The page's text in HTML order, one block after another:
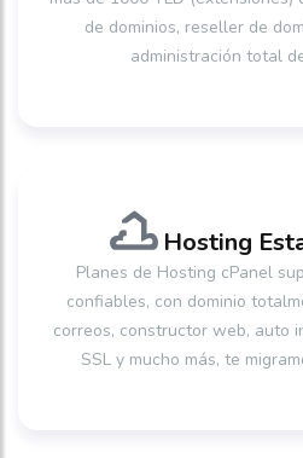
de dominios, reseller de
administración total
Hosting
Planes de Hosting cPanel
confiables, con dominio
correos, constructor web, auto
SSL y mucho más, te